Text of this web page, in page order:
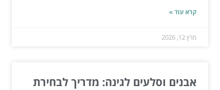
קרא עוד »
מרץ 12, 2026
אבנים וסלעים לגינה: מדריך לבחירת